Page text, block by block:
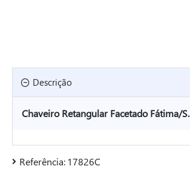
Descrição
Chaveiro Retangular Facetado Fátima/
Referência:17826C